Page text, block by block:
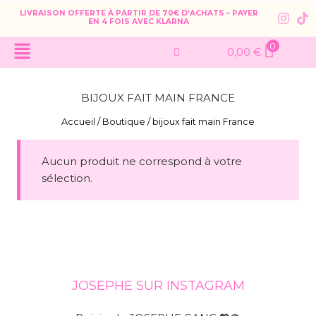
LIVRAISON OFFERTE À PARTIR DE 70€ D’ACHATS – PAYER
EN 4 FOIS AVEC KLARNA
0,00 € 0
BIJOUX FAIT MAIN FRANCE
Accueil / Boutique / bijoux fait main France
Aucun produit ne correspond à votre
sélection.
JOSEPHE SUR INSTAGRAM